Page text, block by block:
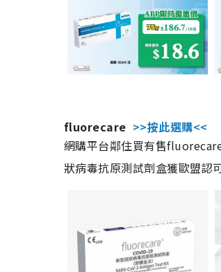
fluorecare >>按此選購<<
網購平台鄰住買有售
狀病毒抗原測試劑盒獲歐盟認